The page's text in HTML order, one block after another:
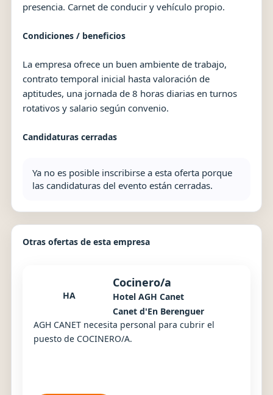
presencia. Carnet de conducir y vehículo propio.
Condiciones / beneficios
La empresa ofrece un buen ambiente de trabajo,
contrato temporal inicial hasta valoración de
aptitudes, una jornada de 8 horas diarias en turnos
rotativos y salario según convenio.
Candidaturas cerradas
Ya no es posible inscribirse a esta oferta porque
las candidaturas del evento están cerradas.
Otras ofertas de esta empresa
HA
Cocinero/a
Hotel AGH Canet
Canet d'En Berenguer
AGH CANET necesita personal para cubrir el
puesto de COCINERO/A.